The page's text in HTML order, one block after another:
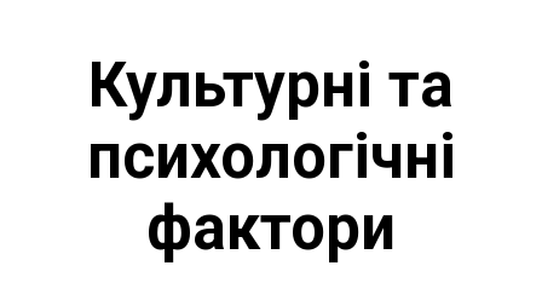
Культурні та
психологічні
фактори